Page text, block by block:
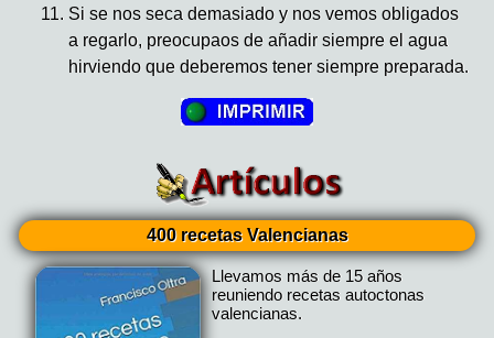
Si se nos seca demasiado y nos vemos obligados
a regarlo, preocupaos de añadir siempre el agua
hirviendo que deberemos tener siempre preparada.
400 recetas Valencianas
Llevamos más de 15 años
reuniendo recetas autoctonas
valencianas.